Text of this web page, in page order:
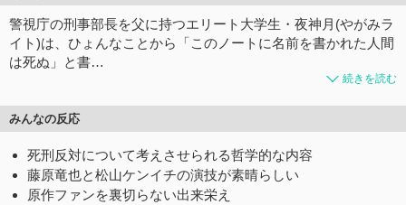
警視庁の刑事部長を父に持つエリート大学生・夜神月(やがみラ
イト)は、ひょんなことから「このノートに名前を書かれた人間
は死ぬ」と書…
続きを読む
みんなの反応
死刑反対について考えさせられる哲学的な内容
藤原竜也と松山ケンイチの演技が素晴らしい
原作ファンを裏切らない出来栄え